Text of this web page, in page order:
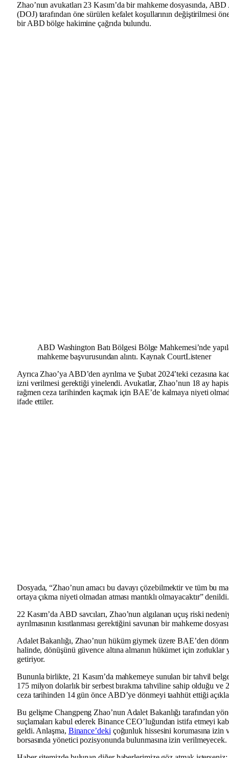
Zhao’nun avukatları 23 Kasım’da bir mahkeme dosyasında, ABD
(DOJ) tarafından öne sürülen kefalet koşullarının değiştirilmesi
bir ABD bölge hakimine çağrıda bulundu.
ABD Washington Batı Bölgesi Bölge Mahkemesi’nde
mahkeme başvurusundan alıntı. Kaynak CourtListener
Ayrıca Zhao’ya ABD’den ayrılma ve Şubat 2024’teki cezasına
izni verilmesi gerektiği yinelendi. Avukatlar, Zhao’nun 18 ay hapis
rağmen ceza tarihinden kaçmak için BAE’de kalmaya niyeti
ifade ettiler.
Dosyada, “Zhao’nun amacı bu davayı çözebilmektir ve tüm bu
ortaya çıkma niyeti olmadan atması mantıklı olmayacaktır” denildi.
22 Kasım’da ABD savcıları, Zhao’nun algılanan uçuş riski
ayrılmasının kısıtlanması gerektiğini savunan bir mahkeme
Adalet Bakanlığı, Zhao’nun hüküm giymek üzere BAE’den
halinde, dönüşünü güvence altına almanın hükümet için zorluklar
getiriyor.
Bununla birlikte, 21 Kasım’da mahkemeye sunulan bir tahvil
175 milyon dolarlık bir serbest bırakma tahviline sahip olduğu ve
ceza tarihinden 14 gün önce ABD’ye dönmeyi taahhüt ettiği
Bu gelişme Changpeng Zhao’nun Adalet Bakanlığı tarafından
suçlamaları kabul ederek Binance CEO’luğundan istifa etmeyi
geldi. Anlaşma, Binance’deki çoğunluk hissesini korumasına izin
borsasında yönetici pozisyonunda bulunmasına izin verilmeyecek.